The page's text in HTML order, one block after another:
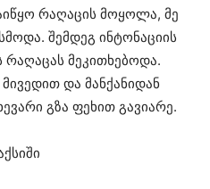
რაღაცის მოყოლა, მე
შემდეგ ინტონაციის
რაღაცას მეკითხებოდა.
და მანქანიდან
გზა ფეხით გავიარე.